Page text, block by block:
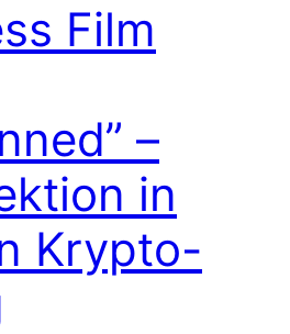
Film
–
in
Krypto-